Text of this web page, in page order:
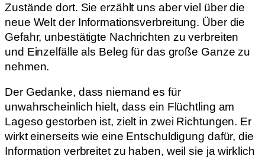
Zustände dort. Sie erzählt uns aber viel über die
neue Welt der Informationsverbreitung. Über die
Gefahr, unbestätigte Nachrichten zu verbreiten
und Einzelfälle als Beleg für das große Ganze zu
nehmen.
Der Gedanke, dass niemand es für
unwahrscheinlich hielt, dass ein Flüchtling am
Lageso gestorben ist, zielt in zwei Richtungen. Er
wirkt einerseits wie eine Entschuldigung dafür, die
Information verbreitet zu haben, weil sie ja wirklich